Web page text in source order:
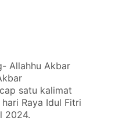
Allahhu Akbar
satu kalimat
Raya Idul Fitri
2024.